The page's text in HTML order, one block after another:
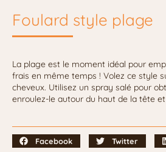
Foulard style plage
La plage est le moment idéal pour
frais en même temps ! Volez ce style
cheveux. Utilisez un spray salé pour
enroulez-le autour du haut de la tête
Facebook Twitter